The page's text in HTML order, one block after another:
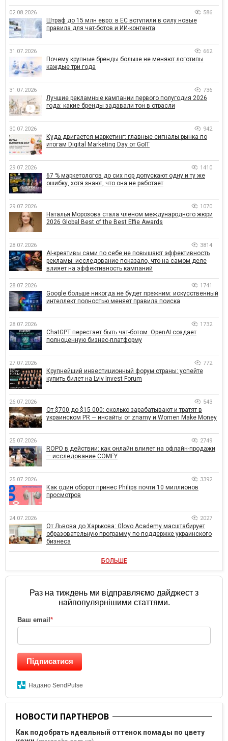
02.08.2026 586
Штраф до 15 млн евро: в ЕС вступили в силу новые
правила для чат-ботов и ИИ-контента
31.07.2026 662
Почему крупные бренды больше не меняют логотипы
каждые три года
31.07.2026 736
Лучшие рекламные кампании первого полугодия 2026
года: какие бренды задавали тон в отрасли
30.07.2026 942
Куда двигается маркетинг: главные сигналы рынка по
итогам Digital Marketing Day от GoIT
29.07.2026 1410
67 % маркетологов до сих пор допускают одну и ту же
ошибку, хотя знают, что она не работает
29.07.2026 1070
Наталья Морозова стала членом международного жюри
2026 Global Best of the Best Effie Awards
28.07.2026 3814
AI-креативы сами по себе не повышают эффективность
рекламы: исследование показало, что на самом деле
влияет на эффективность кампаний
28.07.2026 1741
Google больше никогда не будет прежним: искусственный
интеллект полностью меняет правила поиска
28.07.2026 1732
ChatGPT перестает быть чат-ботом. OpenAI создает
полноценную бизнес-платформу
27.07.2026 772
Крупнейший инвестиционный форум страны: успейте
купить билет на Lviv Invest Forum
26.07.2026 543
От $700 до $15 000: сколько зарабатывают и тратят в
украинском PR — инсайты от znamy и Women Make Money
25.07.2026 2749
ROPO в действии: как онлайн влияет на офлайн-продажи
— исследование COMFY
25.07.2026 3392
Как один оборот принес Philips почти 10 миллионов
просмотров
24.07.2026 2027
От Львова до Харькова: Glovo Academy масштабирует
образовательную программу по поддержке украинского
бизнеса
БОЛЬШЕ
Раз на тиждень ми відправляємо дайджест з
найпопулярнішими статтями.
Ваш email*
Підписатися
Надано SendPulse
НОВОСТИ ПАРТНЕРОВ
Как подобрать идеальный оттенок помады по цвету